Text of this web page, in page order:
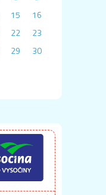
15
16
22
23
29
30